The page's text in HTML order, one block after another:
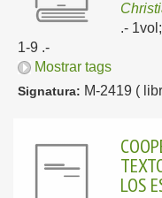
.-
1-9 .-
Mostrar tags
Signatura: M-2419 (
LOS